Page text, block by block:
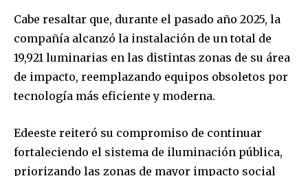
Cabe resaltar que, durante el pasado año 2025, la
compañía alcanzó la instalación de un total de
19,921 luminarias en las distintas zonas de su área
de impacto, reemplazando equipos obsoletos por
tecnología más eficiente y moderna.
Edeeste reiteró su compromiso de continuar
fortaleciendo el sistema de iluminación pública,
priorizando las zonas de mayor impacto social